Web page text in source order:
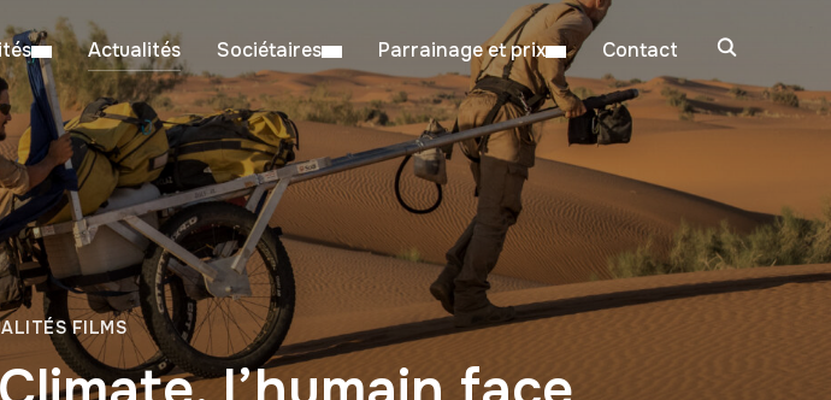
Actualités Sociétaires Parrainage et prix Contact
FILMS